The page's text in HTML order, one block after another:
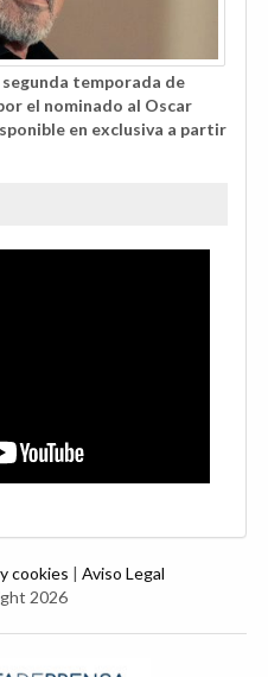
temporada de
el nominado al Oscar
en exclusiva a partir
cookies | Aviso Legal
2026